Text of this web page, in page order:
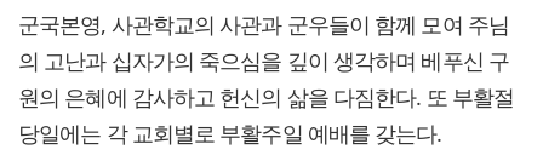
군국본영, 사관학교의 사관과 군우들이 함께 모여 주님
의 고난과 십자가의 죽으심을 깊이 생각하며 베푸신 구
원의 은혜에 감사하고 헌신의 삶을 다짐한다. 또 부활절
당일에는 각 교회별로 부활주일 예배를 갖는다.